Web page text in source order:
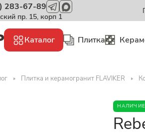
283-67-89
пр. 15, корп 1
Каталог Плитка
Плитка и керамогранит FLAVIKER